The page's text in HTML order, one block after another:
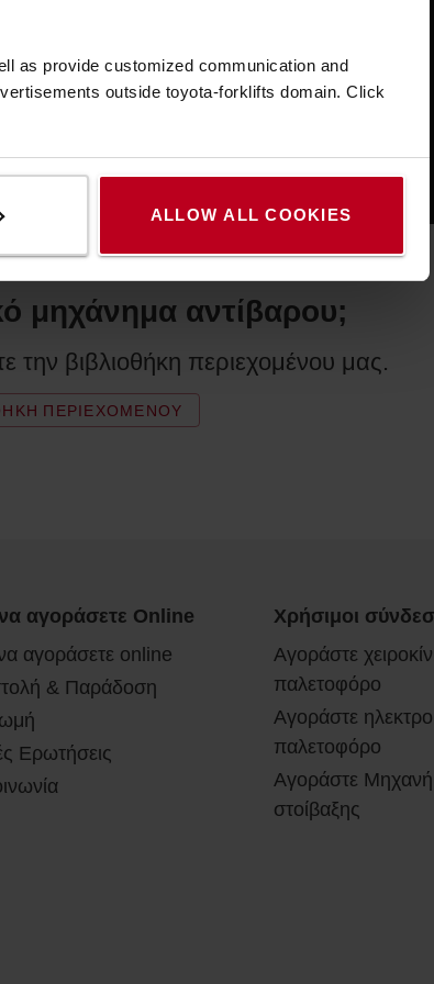
as provide customized communication and
outside toyota-forklifts domain. Click
ALLOW ALL COOKIES
μηχάνημα αντίβαρου;
την βιβλιοθήκη περιεχομένου μας.
ΠΕΡΙΕΧΟΜΈΝΟΥ
αγοράσετε Online
αγοράσετε online
& Παράδοση
Ερωτήσεις
Χρήσιμοι
Αγοράστε
παλετοφόρο
Αγοράστε
παλετοφόρο
Αγοράστε
στοίβαξης